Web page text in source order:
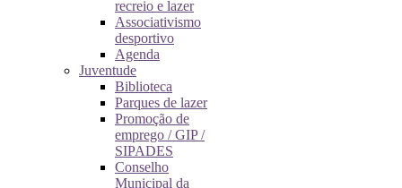
recreio e lazer
Associativismo
desportivo
Agenda
Juventude
Biblioteca
Parques de lazer
Promoção de
emprego / GIP /
SIPADES
Conselho
Municipal da